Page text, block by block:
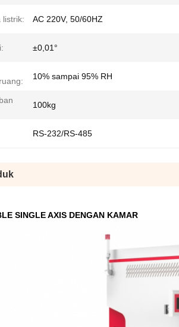
listrik: AC 220V, 50/60HZ
±0,01°
10% sampai 95% RH
100kg
RS-232/RS-485
SINGLE AXIS DENGAN KAMAR